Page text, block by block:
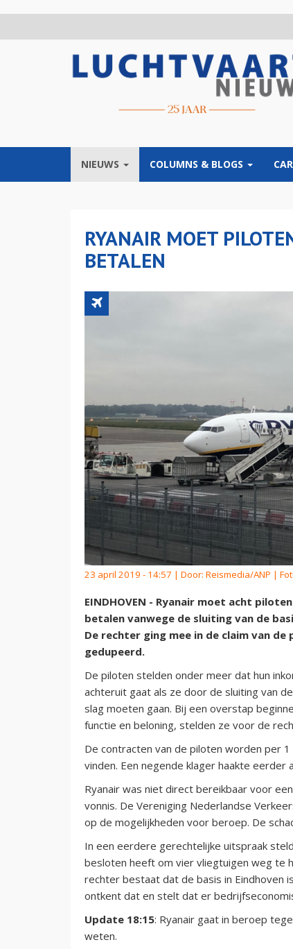
NIEUWS COLUMNS & BLOGS
RYANAIR MOET
BETALEN
23 april 2019 - 14:57 | Door: Reismedia/ANP |
EINDHOVEN - Ryanair moet acht
betalen vanwege de sluiting van de
De rechter ging mee in de claim van
gedupeerd.
De piloten stelden onder meer dat hun
achteruit gaat als ze door de sluiting van
slag moeten gaan. Bij een overstap
functie en beloning, stelden ze voor de
De contracten van de piloten worden per
vinden. Een negende klager haakte eerder
Ryanair was niet direct bereikbaar voor
vonnis. De Vereniging Nederlandse
op de mogelijkheden voor beroep. De
In een eerdere gerechtelijke uitspraak
besloten heeft om vier vliegtuigen weg te
rechter bestaat dat de basis in Eindhoven
ontkent dat en stelt dat er
Update 18:15: Ryanair gaat in beroep
weten.